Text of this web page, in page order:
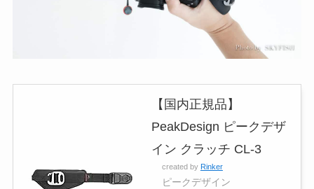
【国内正規品】
PeakDesign ピークデザ
イン クラッチ CL-3
created by Rinker
ピークデザイン